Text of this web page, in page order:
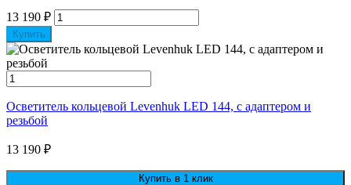
13 190 ₽
Купить
Осветитель кольцевой Levenhuk LED 144, с адаптером и
резьбой
13 190 ₽